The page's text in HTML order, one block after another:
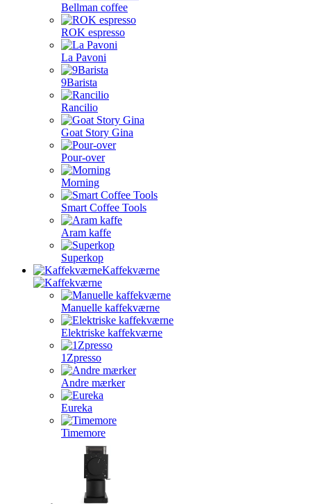
Bellman coffee
ROK espresso
La Pavoni
9Barista
Rancilio
Goat Story Gina
Pour-over
Morning
Smart Coffee Tools
Aram kaffe
Superkop
Kaffekværne
Manuelle kaffekværne
Elektriske kaffekværne
1Zpresso
Andre mærker
Eureka
Timemore